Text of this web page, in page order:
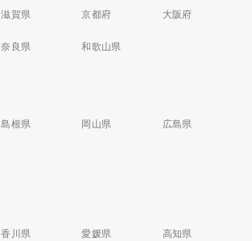
滋賀県 京都府 大阪府
奈良県 和歌山県
島根県 岡山県 広島県
香川県 愛媛県 高知県